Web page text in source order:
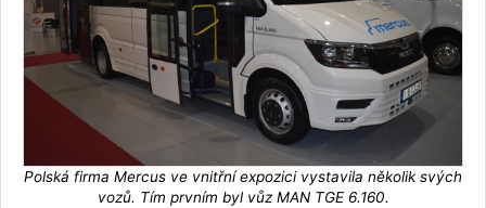
Polská firma Mercus ve vnitřní expozici vystavila několik svých
vozů. Tím prvním byl vůz MAN TGE 6.160.